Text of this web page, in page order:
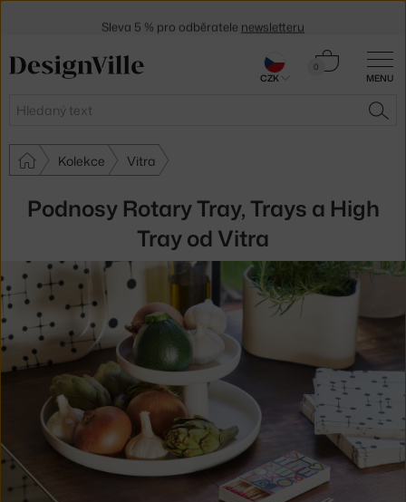
MENU
Hledat
0
Košík
Kolekce Vitra
Podnosy Rotary Tray, Trays a High
Tray od Vitra
CZK